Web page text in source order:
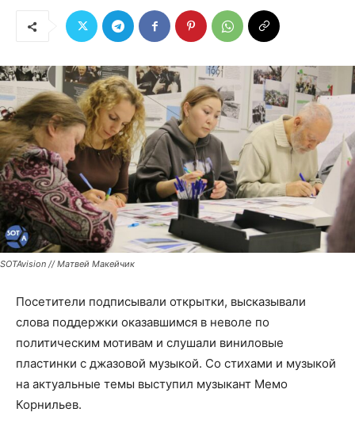
SOTAvision // Матвей Макейчик
Посетители подписывали открытки, высказывали
слова поддержки оказавшимся в неволе по
политическим мотивам и слушали виниловые
пластинки с джазовой музыкой. Со стихами и музыкой
на актуальные темы выступил музыкант Мемо
Корнильев.